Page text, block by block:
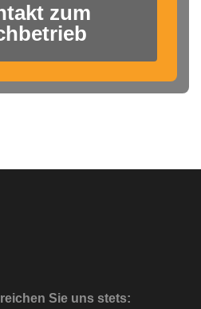
zum
Sie uns stets: